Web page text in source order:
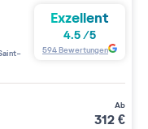
Exzellent
4.5/5
594Bewertungen
ab
312€